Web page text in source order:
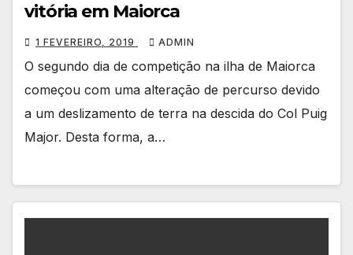
vitória em Maiorca
1 FEVEREIRO, 2019 ADMIN
O segundo dia de competição na ilha de Maiorca
começou com uma alteração de percurso devido
a um deslizamento de terra na descida do Col Puig
Major. Desta forma, a…